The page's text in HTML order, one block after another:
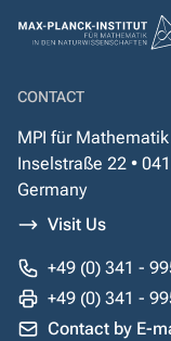
CONTACT
MPI für
Inselstraße 22 •
Germany
Visit Us
+49 (0) 341 -
+49 (0) 341 -
Contact by E-